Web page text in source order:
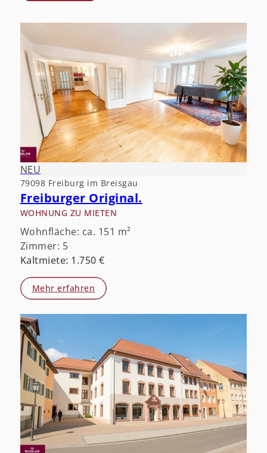
NEU
79098 Freiburg im Breisgau
Freiburger Original.
WOHNUNG ZU MIETEN
Wohnfläche: ca. 151 m²
Zimmer: 5
Kaltmiete: 1.750 €
Mehr erfahren